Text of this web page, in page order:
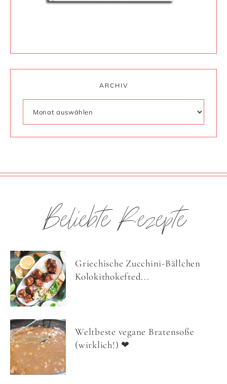
ARCHIV
Beliebte Rezepte
Griechische Zucchini-Bällchen
Kolokithokefted...
Weltbeste vegane Bratensoße
(wirklich!) ❤